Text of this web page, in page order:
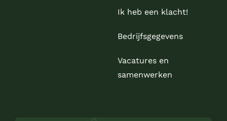
Ik heb een klacht!
Bedrijfsgegevens
Vacatures en
samenwerken